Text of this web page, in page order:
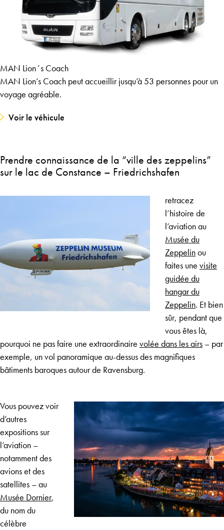
MAN Lion´s Coach
MAN Lion’s Coach peut accueillir jusqu’à 53 personnes pour un
voyage agréable.
Voir le véhicule
Prendre connaissance de la “ville des zeppelins”
sur le lac de Constance – Friedrichshafen
retracez
l’histoire de
l’aviation au
Musée du
Zeppelinou
faites une visite
guidée du
hangar du
Zeppelin. Et bien
sûr, pendant que
vous êtes là,
pourquoi ne pas faire une extraordinaire volée dans les airs – par
exemple, un vol panoramique au-dessus des magnifiques
bâtiments baroques autour de Ravensburg.
Vous pouvez voir
d’autres
expositions sur
l’aviation –
notamment des
avions et des
satellites – au
Musée Dornier,
du nom du
célèbre